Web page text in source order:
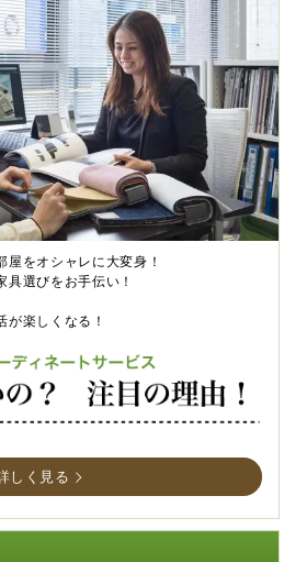
屋をオシャレに大変身！
選びをお手伝い！
が楽しくなる！
しく見る